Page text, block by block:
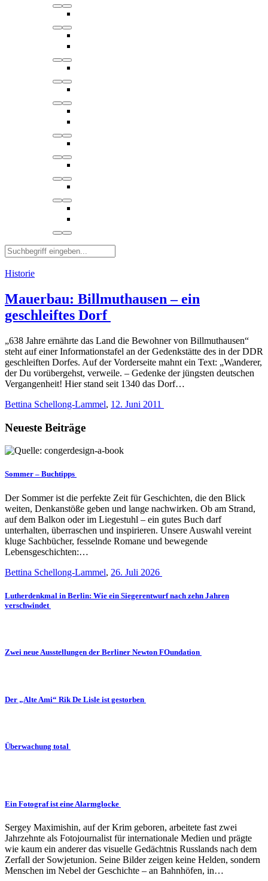
Historie
Mauerbau: Billmuthausen – ein
geschleiftes Dorf
„638 Jahre ernährte das Land die Bewohner von Billmuthausen“
steht auf einer Informationstafel an der Gedenkstätte des in der DDR
geschleiften Dorfes. Auf der Vorderseite mahnt ein Text: „Wanderer,
der Du vorübergehst, verweile. – Gedenke der jüngsten deutschen
Vergangenheit! Hier stand seit 1340 das Dorf…
Bettina Schellong-Lammel, 12. Juni 2011
Neueste Beiträge
Sommer – Buchtipps
Der Sommer ist die perfekte Zeit für Geschichten, die den Blick
weiten, Denkanstöße geben und lange nachwirken. Ob am Strand,
auf dem Balkon oder im Liegestuhl – ein gutes Buch darf
unterhalten, überraschen und inspirieren. Unsere Auswahl vereint
kluge Sachbücher, fesselnde Romane und bewegende
Lebensgeschichten:…
Bettina Schellong-Lammel, 26. Juli 2026
Lutherdenkmal in Berlin: Wie ein Siegerentwurf nach zehn Jahren
verschwindet
Zwei neue Ausstellungen der Berliner Newton FOundation
Der „Alte Ami“ Rik De Lisle ist gestorben
Überwachung total
Ein Fotograf ist eine Alarmglocke
Sergey Maximishin, auf der Krim geboren, arbeitete fast zwei
Jahrzehnte als Fotojournalist für internationale Medien und prägte
wie kaum ein anderer das visuelle Gedächtnis Russlands nach dem
Zerfall der Sowjetunion. Seine Bilder zeigen keine Helden, sondern
Menschen im Nebel der Geschichte – an Bahnhöfen, in…